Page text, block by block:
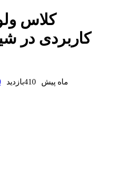
کلاس
کاربردی در
3 ماه پیش 410بازدید